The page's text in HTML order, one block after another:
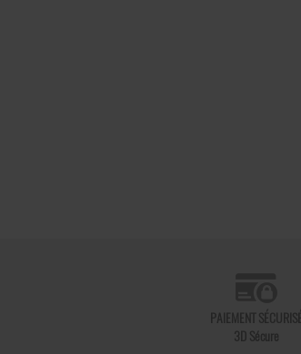
PAIEMENT SÉCURISÉ
3D Sécure